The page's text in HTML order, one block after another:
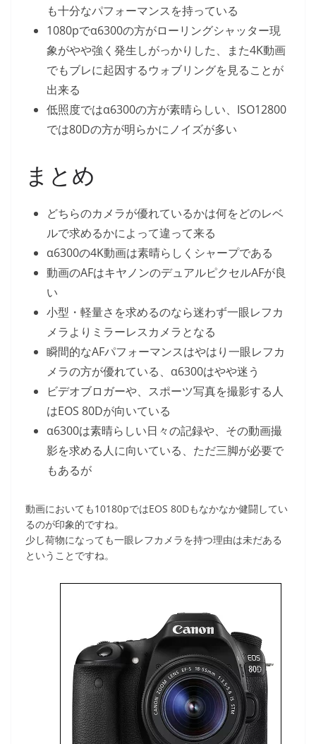
も十分なパフォーマンスを持っている
1080pでα6300の方がローリングシャッター現
象がやや強く発生しがっかりした、また4K動画
でもブレに起因するウォブリングを見ることが
出来る
低照度ではα6300の方が素晴らしい、ISO12800
では80Dの方が明らかにノイズが多い
まとめ
どちらのカメラが優れているかは何をどのレベ
ルで求めるかによって違って来る
α6300の4K動画は素晴らしくシャープである
動画のAFはキヤノンのデュアルピクセルAFが良
い
小型・軽量さを求めるのなら迷わず一眼レフカ
メラよりミラーレスカメラとなる
瞬間的なAFパフォーマンスはやはり一眼レフカ
メラの方が優れている、α6300はやや迷う
ビデオブロガーや、スポーツ写真を撮影する人
はEOS 80Dが向いている
α6300は素晴らしい日々の記録や、その動画撮
影を求める人に向いている、ただ三脚が必要で
もあるが
動画においても10180pではEOS 80Dもなかなか健闘してい
るのが印象的ですね。
少し荷物になっても一眼レフカメラを持つ理由は未だある
ということですね。